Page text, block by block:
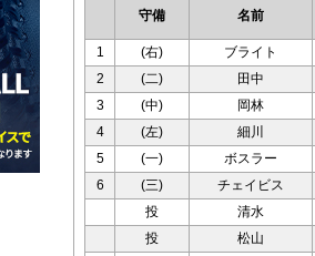
守備 名前
1 (右)
ブライト
2
(二)
田中
3
(中)
岡林
4
(左)
細川
5
(一)
ボスラー
6
(三)
チェイビス
投
清水
投
松山